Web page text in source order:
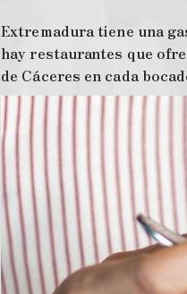
Extremadura tiene una
hay restaurantes que
de Cáceres en cada